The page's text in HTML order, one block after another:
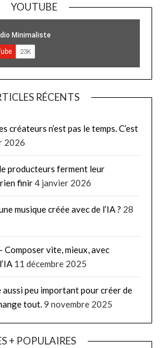
YOUTUBE
RÉCENTS
créateurs n’est pas le temps. C’est
2026
producteurs ferment leur
finir4 janvier 2026
musique créée avec de l’IA ? 28
Composer vite, mieux, avec
11 décembre 2025
aussi peu important pour créer de
tout.9 novembre 2025
+ POPULAIRES